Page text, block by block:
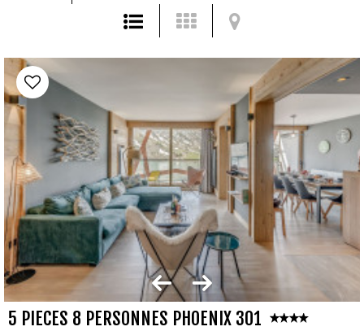
5 PIECES 8 PERSONNES PHOENIX 301